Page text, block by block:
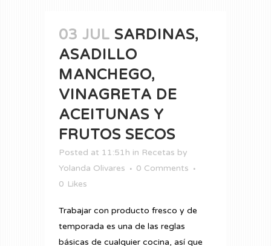
03 JUL SARDINAS,
ASADILLO
MANCHEGO,
VINAGRETA DE
ACEITUNAS Y
FRUTOS SECOS
Posted at 11:51h in Recetas by
Yolanda Olivares
0 Comments
0 Likes
Trabajar con producto fresco y de
temporada es una de las reglas
básicas de cualquier cocina, así que